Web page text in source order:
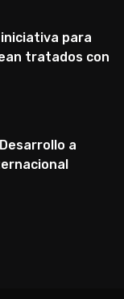
para
tratados con
a